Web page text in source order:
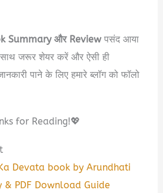
Summary और Reviewपसंद आया
साथ जरूर शेयर करें और ऐसी ही
पाने के लिए हमारे ब्लॉग को फॉलो
for Reading!💖
Devata book by Arundhati
& PDF Download Guide